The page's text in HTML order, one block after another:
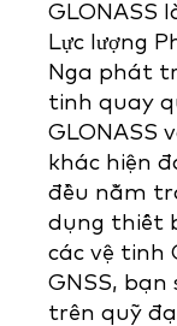
GLONASS
Lực lượng
Nga phát
tinh quay
GLONASS
khác hiện
đều nằm
dụng thiết
các vệ tinh
GNSS,
trên quỹ